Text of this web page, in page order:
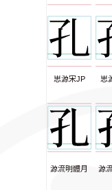
思源宋JP 思
源流明體月 源